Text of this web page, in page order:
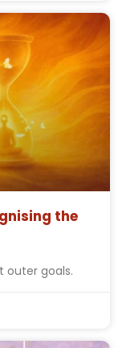
the
outer goals.